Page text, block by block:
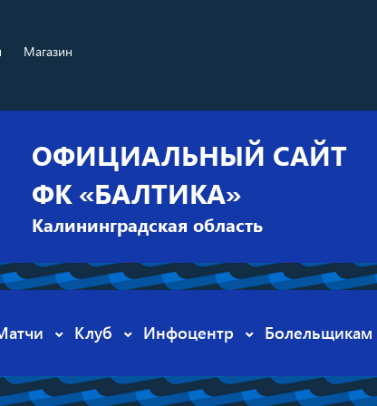
Магазин
ОФИЦИАЛЬНЫЙ САЙТ
ФК «БАЛТИКА»
Калининградская область
Клуб Инфоцентр Болельщикам